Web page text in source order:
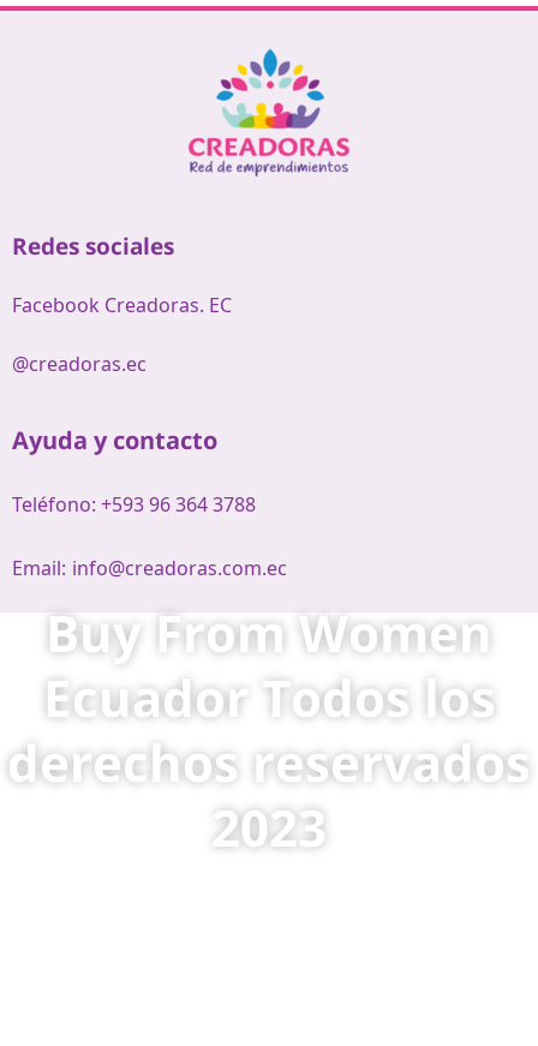
Redes sociales
Facebook Creadoras. EC
@creadoras.ec
Ayuda y contacto
Teléfono: +593 96 364 3788
Email: info@creadoras.com.ec
Buy From Women
Ecuador Todos los
derechos reservados
2023